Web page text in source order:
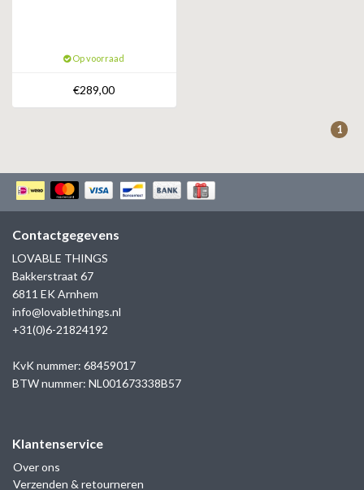
Op voorraad
€289,00
1
Contactgegevens
LOVABLE THINGS
Bakkerstraat 67
6811 EK Arnhem
info@lovablethings.nl
+31(0)6-21824192
KvK nummer: 68459017
BTW nummer: NL001673338B57
Klantenservice
Over ons
Verzenden & retourneren